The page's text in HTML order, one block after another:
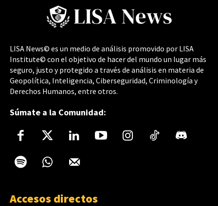
LISA News© es un medio de análisis promovido por LISA
Institute© con el objetivo de hacer del mundo un lugar más
seguro, justo y protegido a través de análisis en materia de
Geopolítica, Inteligencia, Ciberseguridad, Criminología y
Derechos Humanos, entre otros.
Súmate a la Comunidad:
Accesos directos